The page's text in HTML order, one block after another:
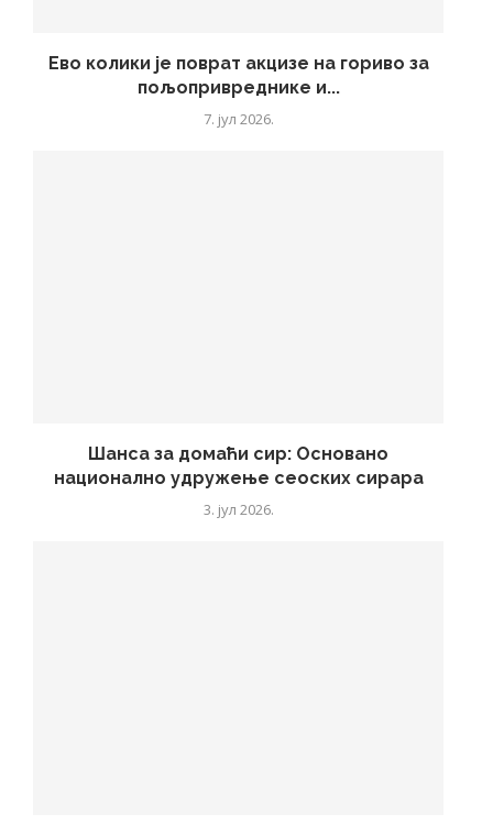
Ево колики је поврат акцизе на гориво за
пољопривреднике и...
7. јул 2026.
Шанса за домаћи сир: Основано
национално удружење сеоских сирара
3. јул 2026.